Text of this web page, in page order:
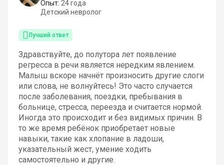
Опыт: 24 года
Детский невролог
Лучший ответ
Здравствуйте, до полутора лет появление
регресса в речи является нередким явлением.
Малыш вскоре начнёт произносить другие слоги
или слова, не волнуйтесь! Это часто случается
после заболевания, поездки, пребывания в
больнице, стресса, переезда и считается нормой.
Иногда это происходит и без видимых причин. В
то же время ребёнок приобретает новые
навыки, такие как хлопание в ладоши,
указательный жест, умение ходить
самостоятельно и другие.